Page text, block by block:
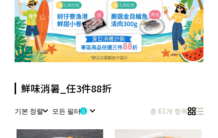
鮮味消暑_任3件88折
기본 정렬 모든 필터 총 61개 항목